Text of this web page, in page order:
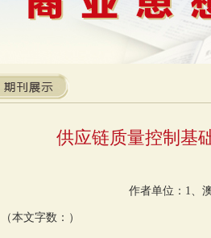
供应链质量控制基
作者单位：1、
（本文字数：）